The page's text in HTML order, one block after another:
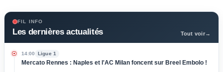
FIL INFO
Les dernières actualités Tout voir→
14:00 Ligue 1
Mercato Rennes : Naples et l'AC Milan foncent sur Breel Embolo !